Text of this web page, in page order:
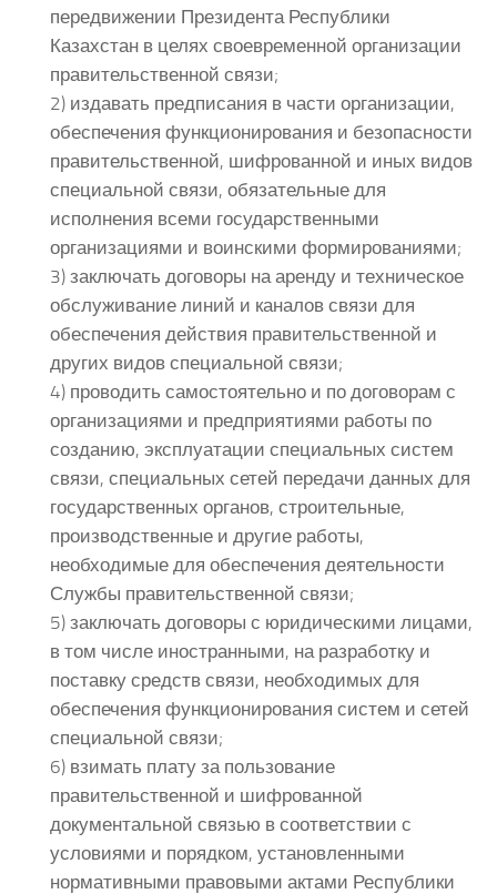
передвижении Президента Республики
Казахстан в целях своевременной организации
правительственной связи;
2) издавать предписания в части организации,
обеспечения функционирования и безопасности
правительственной, шифрованной и иных видов
специальной связи, обязательные для
исполнения всеми государственными
организациями и воинскими формированиями;
3) заключать договоры на аренду и техническое
обслуживание линий и каналов связи для
обеспечения действия правительственной и
других видов специальной связи;
4) проводить самостоятельно и по договорам с
организациями и предприятиями работы по
созданию, эксплуатации специальных систем
связи, специальных сетей передачи данных для
государственных органов, строительные,
производственные и другие работы,
необходимые для обеспечения деятельности
Службы правительственной связи;
5) заключать договоры с юридическими лицами,
в том числе иностранными, на разработку и
поставку средств связи, необходимых для
обеспечения функционирования систем и сетей
специальной связи;
6) взимать плату за пользование
правительственной и шифрованной
документальной связью в соответствии с
условиями и порядком, установленными
нормативными правовыми актами Республики